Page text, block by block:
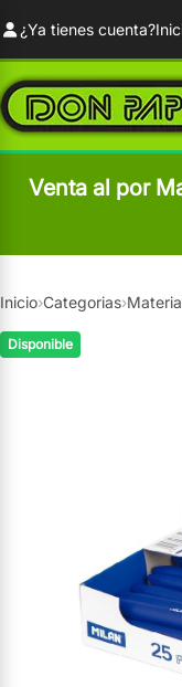
¿Ya tienes cuenta?
Venta al por
Inicio›Categorias›
Disponible